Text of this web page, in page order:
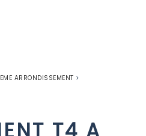
ARRONDISSEMENT >